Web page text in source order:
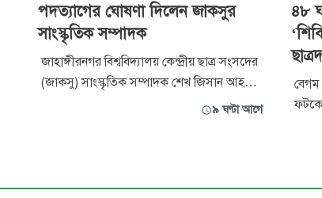
পদত্যাগের ঘোষণা দিলেন জাকসুর
সাংস্কৃতিক সম্পাদক
জাহাঙ্গীরনগর বিশ্ববিদ্যালয় কেন্দ্রীয় ছাত্র সংসদের
(জাকসু) সাংস্কৃতিক সম্পাদক শেখ জিসান আহমেদ
পদত্যাগের ঘোষণা দিয়েছেন। বৃহস্পতিবার রাতে
জাকসুর সাংস্কৃতিক সম্পাদক পদ থে
৯ ঘণ্টা আগে
৪৮
বেগম